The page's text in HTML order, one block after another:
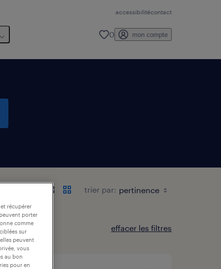
accessibilitécontact
0 mon compte
trier par:
effacer les filtres
récupérer
porter
comme
sur
peuvent
vous
au bon
pour en